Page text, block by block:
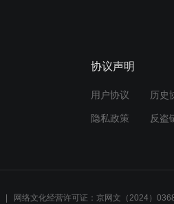
协议声明
用户协议 历史
隐私政策 反盗
网络文化经营许可证：京网文（2024）